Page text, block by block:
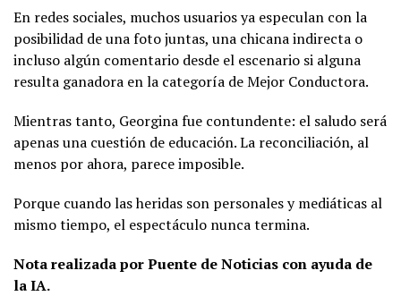
En redes sociales, muchos usuarios ya especulan con la
posibilidad de una foto juntas, una chicana indirecta o
incluso algún comentario desde el escenario si alguna
resulta ganadora en la categoría de Mejor Conductora.
Mientras tanto, Georgina fue contundente: el saludo será
apenas una cuestión de educación. La reconciliación, al
menos por ahora, parece imposible.
Porque cuando las heridas son personales y mediáticas al
mismo tiempo, el espectáculo nunca termina.
Nota realizada por Puente de Noticias con ayuda de
la IA.